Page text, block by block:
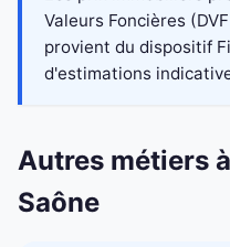
Valeurs Foncières
provient du dispositif
d'estimations
Autres métiers
Saône